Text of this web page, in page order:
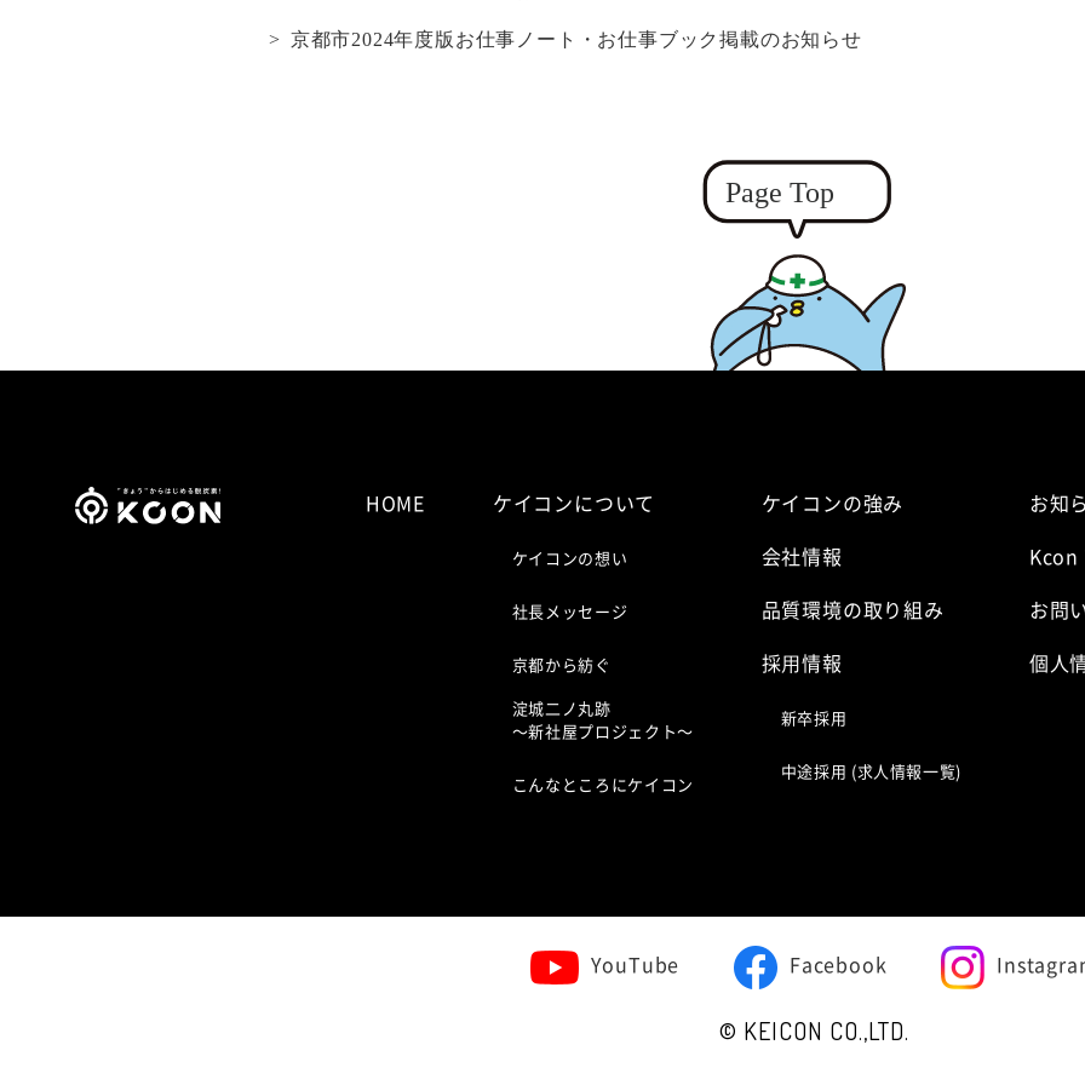
京都市2024年度版お仕事ノート・お仕事ブック掲載のお知らせ
HOME ケイコンについて
ケイコンの想い
社長メッセージ
京都から紡ぐ
淀城二ノ丸跡
〜新社屋プロジェクト〜
こんなところにケイコン
ケイコンの強み
会社情報
品質環境の取り組み
採⽤情報
新卒採用
中途採用 (求人情報一覧)
お知
お問
個人
YouTube Facebook
© KEICON CO.,LTD.